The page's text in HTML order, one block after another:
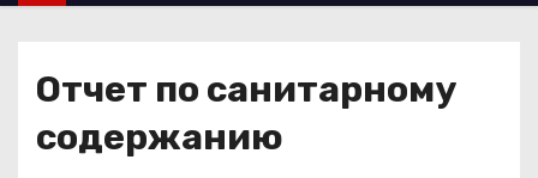
Отчет по санитарному
содержанию